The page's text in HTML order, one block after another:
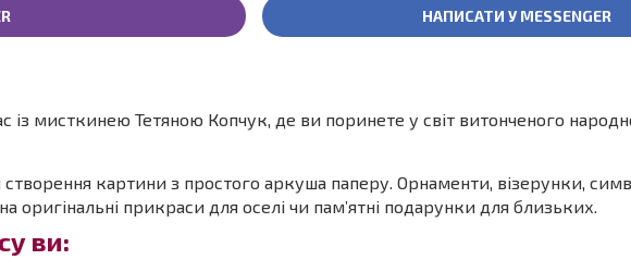
НАПИСАТИ У MESSENGER
із мисткинею Тетяною Копчук, де ви поринете у світ витонченого
картини з простого аркуша паперу. Орнаменти, візерунки,
прикраси для оселі чи пам’ятні подарунки для близьких.
ви: